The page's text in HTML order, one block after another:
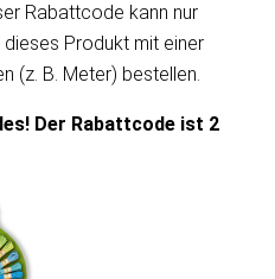
Rabattcode kann nur
Produkt mit einer
(z. B. Meter) bestellen.
Der Rabattcode ist 2